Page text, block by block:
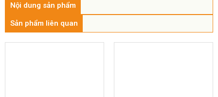
Nội dung sản phẩm
Sản phẩm liên quan